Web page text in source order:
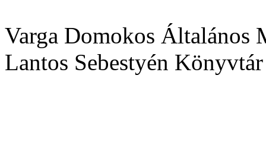
Varga Domokos Általános
Lantos Sebestyén